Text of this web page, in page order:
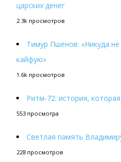
царских денег
2.3k просмотров
Тимур Пшенов: «Никуда не
кайфую»
1.6k просмотров
Ритм-72: история,
553 просмотра
Светлая память
228 просмотров